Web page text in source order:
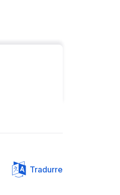
Tradurre